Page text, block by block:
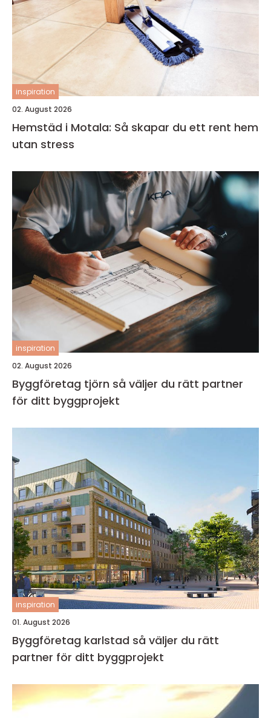
inspiration
02. August 2026
Hemstäd i Motala: Så skapar du ett rent hem
utan stress
inspiration
02. August 2026
Byggföretag tjörn så väljer du rätt partner
för ditt byggprojekt
inspiration
01. August 2026
Byggföretag karlstad så väljer du rätt
partner för ditt byggprojekt